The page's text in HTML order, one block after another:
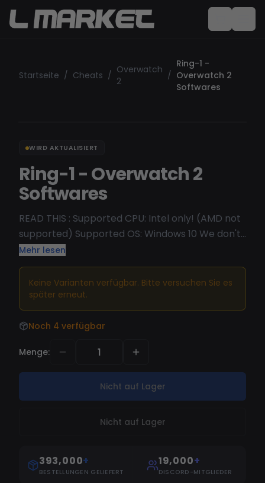
Startseite / Cheats / Overwatch
2
/
Ring-1 -
Overwatch 2
Softwares
WIRD AKTUALISIERT
Ring-1 - Overwatch 2
Softwares
READ THIS : Supported CPU: Intel only! (AMD not
supported) Supported OS: Windows 10 We don't
recommend Win11 Check status here Probably
the only undetected Overwatch 2 cheat on the
market! This cheat will help you to climb the
ranked ladder in no time. With the ESP (wall
hack) you can ambush enemies and make the
perfect plays. The Aimbot can be easily
it out and see for yourself, you will love our OW2
cheat!
Mehr lesen
Keine Varianten verfügbar. Bitte versuchen Sie es
später erneut.
Noch 4 verfügbar
Menge:
Nicht auf Lager
Nicht auf Lager
393,000+
BESTELLUNGEN GELIEFERT
19,000+
DISCORD-MITGLIEDER